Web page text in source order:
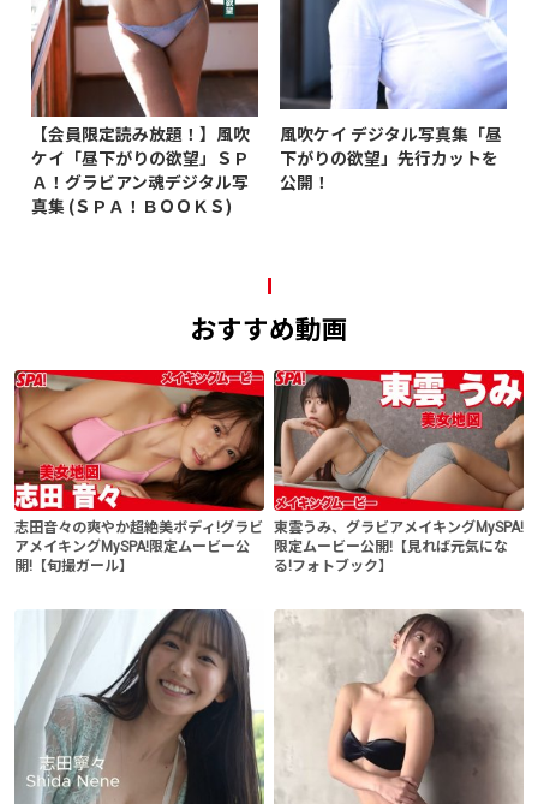
【会員限定読み放題！】風吹
ケイ「昼下がりの欲望」ＳＰ
Ａ！グラビアン魂デジタル写
真集 (ＳＰＡ！ＢＯＯＫＳ)
風吹ケイ デジタル写真集「昼
下がりの欲望」先行カットを
公開！
おすすめ動画
志田音々の爽やか超絶美ボディ!グラビ
アメイキングMySPA!限定ムービー公
開!【旬撮ガール】
東雲うみ、グラビアメイキングMySPA!
限定ムービー公開!【見れば元気にな
る!フォトブック】